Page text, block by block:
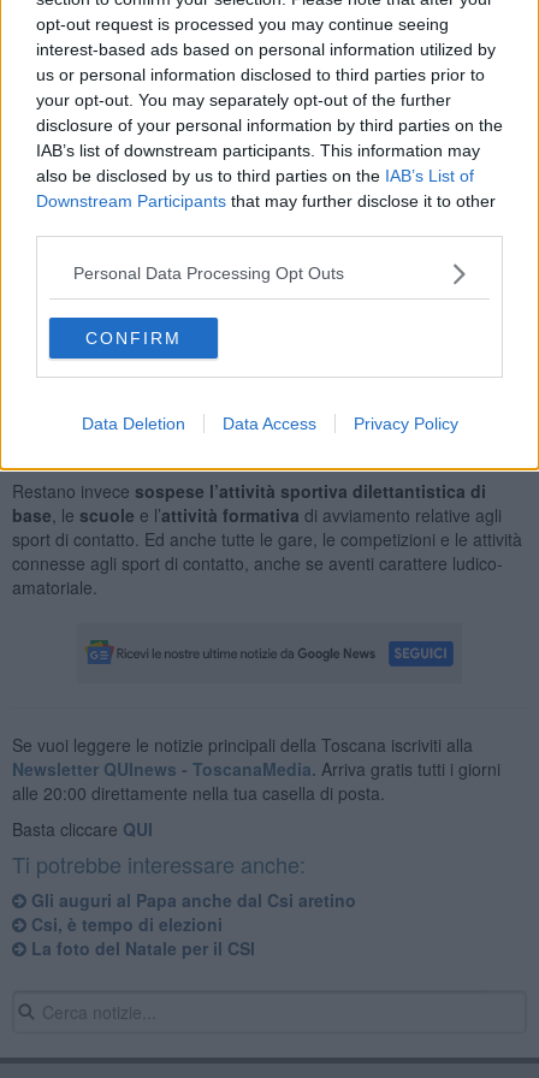
opt-out request is processed you may continue seeing
interest-based ads based on personal information utilized by
us or personal information disclosed to third parties prior to
your opt-out. You may separately opt-out of the further
disclosure of your personal information by third parties on the
IAB’s list of downstream participants. This information may
also be disclosed by us to third parties on the IAB’s List of
Downstream Participants that may further disclose it to other
Personal Data Processing Opt Outs
CONFIRM
Data Deletion Data Access Privacy Policy
Si potrà fare attività motoria all’apertosenza limiti di spostamento
tra comuni e regioni. Consentite quindi passeggiate nel verde o in
centro, anche all’interno di parchi pubblici, indossando la
mascherina e mantenendo almeno 1 metro di distanza dalle altre
persone. Permessa anche l'attività sportiva all’apertosenza limiti
di spostamento tra comuni e regioni. In questo caso si intende una
corsa, un giro in bicicletta. Non c’è obbligo di mascherina, ma
bisogna mantenere una distanza interpersonale di almeno 2 metri.
Concessa l’attività sportiva di basee l’attività motoria presso
tratti di una competizione riconosciuta di rilevanza nazionale,
rimangonovietati gli sport di contatto
calcettoo abasketal parco, non si possono fareallenamenti di
negli sport di contatto, si possono praticare nei centri sportivi
Restano invece sospese l’attività sportiva dilettantistica di
base , le scuole e l’attività formativa di avviamento relative agli
sport di contatto. Ed anche tutte le gare, le competizioni e le attività
connesse agli sport di contatto, anche se aventi carattere ludico-
amatoriale.
Se vuoi leggere le notizie principali della Toscana iscriviti alla
Newsletter QUInews - ToscanaMedia. Arriva gratis tutti i giorni
alle 20:00 direttamente nella tua casella di posta.
Basta cliccare QUI
Ti potrebbe interessare anche:
Gli auguri al Papa anche dal Csi aretino
Csi, è tempo di elezioni
La foto del Natale per il CSI